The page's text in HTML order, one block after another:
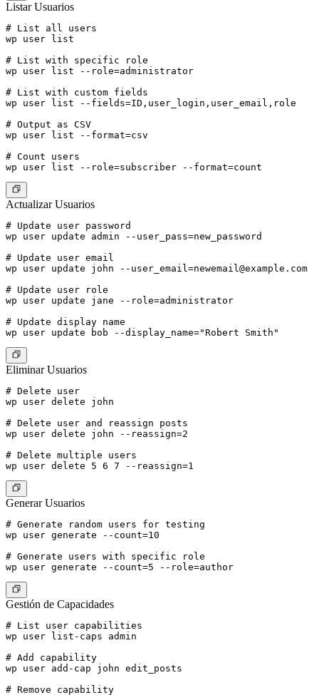
Listar Usuarios
# List all users
wp user list
# List with specific role
wp user list --role=administrator
# List with custom fields
wp user list --fields=ID,user_login,user_email,role
# Output as CSV
wp user list --format=csv
# Count users
Actualizar Usuarios
# Update user password
wp user update admin --user_pass=new_password
# Update user email
wp user update john
--user_email=newemail@example.com
# Update user role
wp user update jane --role=administrator
# Update display name
Eliminar Usuarios
# Delete user
wp user delete john
# Delete user and reassign posts
wp user delete john --reassign=2
# Delete multiple users
Generar Usuarios
# Generate random users for testing
wp user generate --count=10
# Generate users with specific role
Gestión de Capacidades
# List user capabilities
wp user list-caps admin
# Add capability
wp user add-cap john edit_posts
# Remove capability